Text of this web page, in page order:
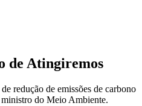
de Atingiremos
de redução de emissões de carbono
do Meio Ambiente.